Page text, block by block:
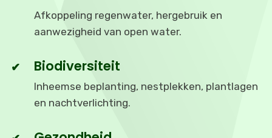
Afkoppeling regenwater, hergebruik en
aanwezigheid van open water.
Biodiversiteit
Inheemse beplanting, nestplekken, plantlagen
en nachtverlichting.